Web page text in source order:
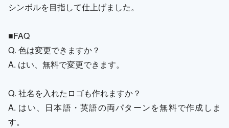
シンボルを目指して仕上げました。
■FAQ
Q. 色は変更できますか？
A. はい、無料で変更できます。
Q. 社名を入れたロゴも作れますか？
A. はい、日本語・英語の両パターンを無料で作成しま
す。